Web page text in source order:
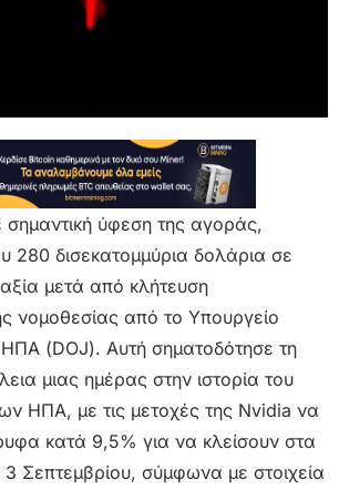
ύφεση της αγοράς,
280 δισεκατομμύρια δολάρια σε
μετά από κλήτευση
νομοθεσίας από το Υπουργείο
ΗΠΑ (DOJ). Αυτή σηματοδότησε τη
μιας ημέρας στην ιστορία του
ΗΠΑ, με τις μετοχές της Nvidia να
κατά 9,5% για να κλείσουν στα
3 Σεπτεμβρίου, σύμφωνα με στοιχεία